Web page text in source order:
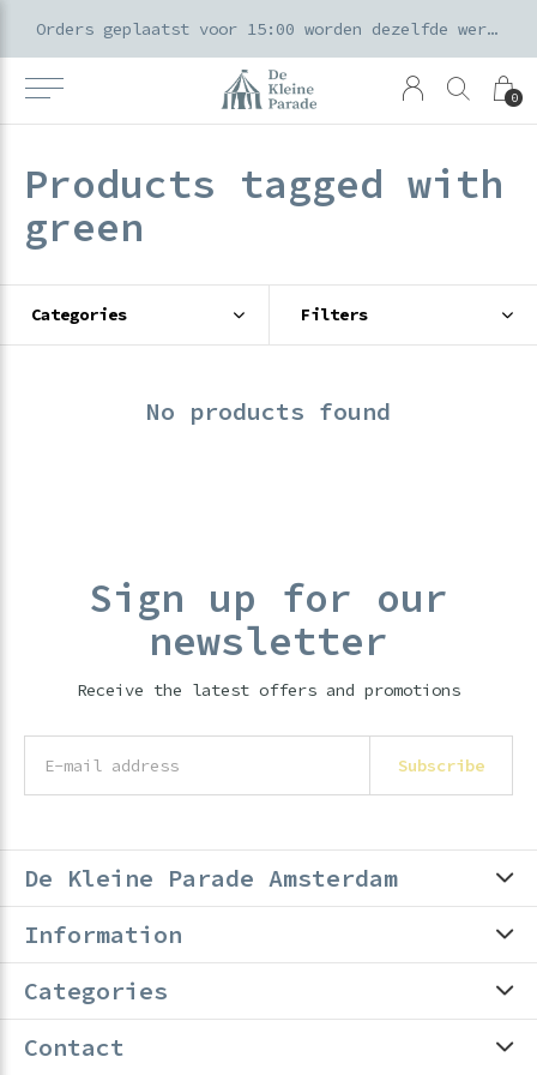
0
Orders geplaatst voor 15:00 worden dezelfde werkdag verzonden
Products tagged with
green
Categories Filters
No products found
Sign up for our
newsletter
Receive the latest offers and promotions
Subscribe
De Kleine Parade Amsterdam
Information
Categories
Contact